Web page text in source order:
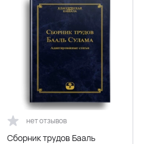
нет отзывов
Сборник трудов Бааль